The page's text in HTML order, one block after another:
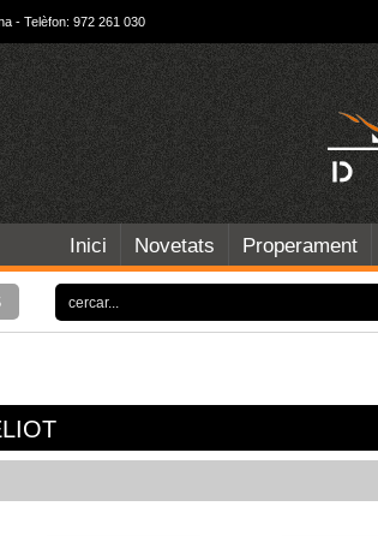
- Telèfon: 972 261 030
Inici Novetats Properament